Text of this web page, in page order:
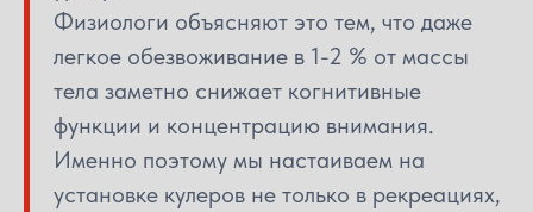
Физиологи объясняют это тем, что даже
легкое обезвоживание в 1-2 % от массы
тела заметно снижает когнитивные
функции и концентрацию внимания.
Именно поэтому мы настаиваем на
установке кулеров не только в рекреациях,